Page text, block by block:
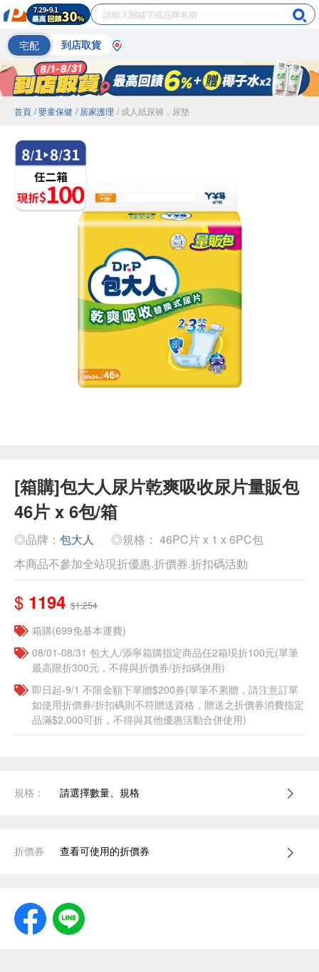
宅配 到店取貨
首頁 / 嬰童保健 / 居家護理 / 成人紙尿褲．尿墊
[箱購]包大人尿片乾爽吸收尿片量販包
46片 x 6包/箱
◎品牌： 包大人
◎規格： 46PC片 x 1 x 6PC包
本商品不參加全站現折優惠.折價券.折扣碼活動
$ 1194 $1,254
箱購(699免基本運費)
08/01-08/31 包大人/添寧箱購指定商品任2箱現折100元(單筆
最高限折300元，不得與折價券/折扣碼併用)
即日起-9/1 不限金額下單贈$200券(單筆不累贈，請注意訂單
如使用折價券/折扣碼則不符贈送資格，贈送之折價券消費指定
品滿$2,000可折，不得與其他優惠活動合併使用)
規格： 請選擇數量、規格
折價券 查看可使用的折價券